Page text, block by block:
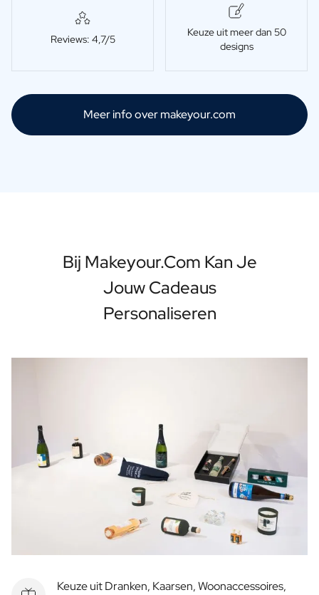
Reviews: 4,7/5
Keuze uit meer dan 50
designs
Meer info over makeyour.com
Bij Makeyour.com Kan Je
Jouw Cadeaus
Personaliseren
Keuze uit Dranken, Kaarsen, Woonaccessoires,